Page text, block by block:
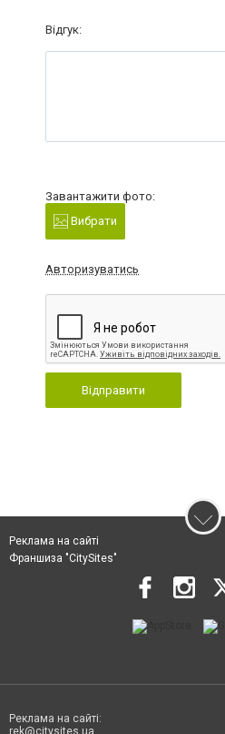
Відгук:
Завантажити фото:
Вибрати
Авторизуватись
Відправити
Реклама на сайті
Франшиза "CitySites"
Реклама на сайті:
rek@citysites.ua